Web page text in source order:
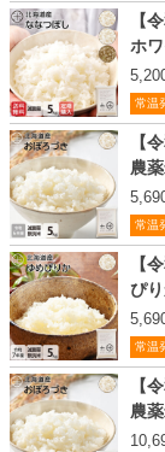
【
ホ
常温
【
農
常温
【
ぴ
常温
【
農